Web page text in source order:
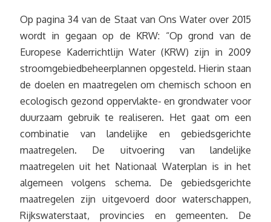
Op pagina 34 van de Staat van Ons Water over 2015
wordt in gegaan op de KRW: “Op grond van de
Europese Kaderrichtlijn Water (KRW) zijn in 2009
stroomgebiedbeheerplannen opgesteld. Hierin staan
de doelen en maatregelen om chemisch schoon en
ecologisch gezond oppervlakte- en grondwater voor
duurzaam gebruik te realiseren. Het gaat om een
combinatie van landelijke en gebiedsgerichte
maatregelen. De uitvoering van landelijke
maatregelen uit het Nationaal Waterplan is in het
algemeen volgens schema. De gebiedsgerichte
maatregelen zijn uitgevoerd door waterschappen,
Rijkswaterstaat, provincies en gemeenten. De